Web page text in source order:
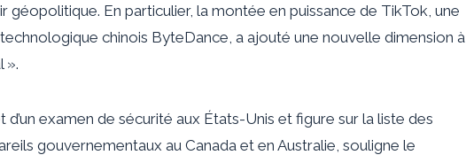
géopolitique. En particulier, la montée en puissance de TikTok, une
chinois ByteDance, a ajouté une nouvelle dimension à
».
d’un examen de sécurité aux États-Unis et figure sur la liste des
gouvernementaux au Canada et en Australie, souligne le